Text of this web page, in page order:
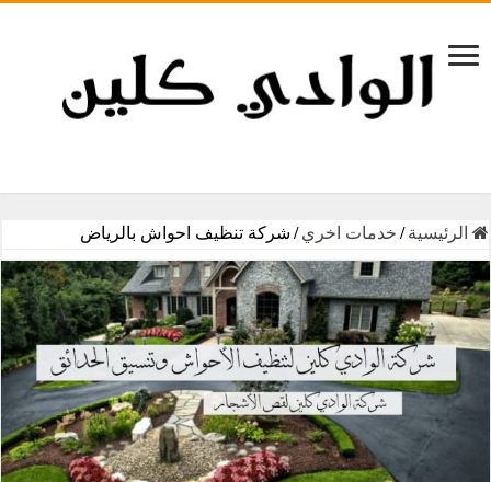
الرئيسية /خدمات اخري /شركة تنظيف احواش بالرياض